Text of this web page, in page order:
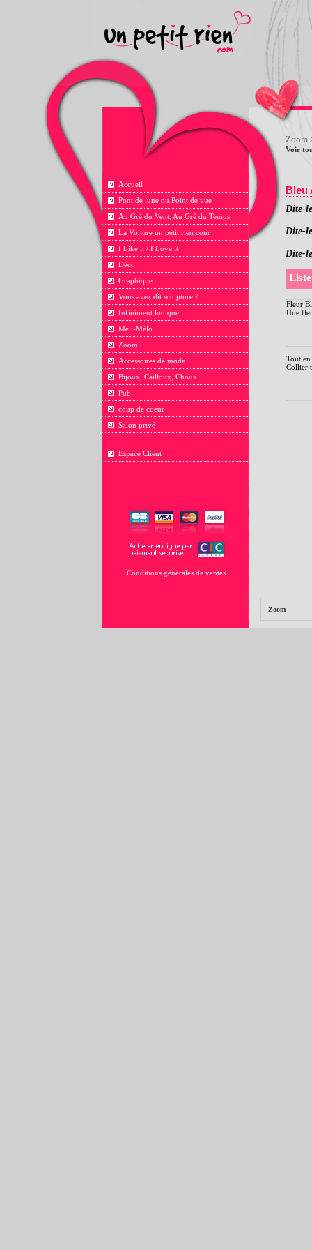
Accueil
Pont de lune ou Point de vue
Au Gré du Vent, Au Gré du Temps
La Voiture un petit rien.com
I Like it / I Love it
Déco
Graphique
Vous avez dit sculpture ?
Infiniment ludique
Meli-Mélo
Zoom
Accessoires de mode
Bijoux, Cailloux, Choux ...
Pub
coup de coeur
Salon privé
Espace Client
Conditions générales de ventes
Zoom
Voir
Bleu
Dite-
Dite-
Dite-
Fleur
Une
Tout
Collier
Zoom